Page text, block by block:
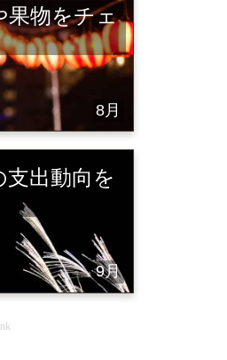
果物をチェ
8月
出動向を
9月